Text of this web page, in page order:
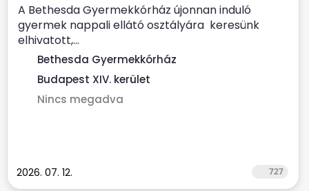
A Bethesda Gyermekkórház újonnan induló
gyermek nappali ellátó osztályára keresünk
elhivatott,...
Bethesda Gyermekkórház
Budapest XIV. kerület
Nincs megadva
2026. 07. 12. 727